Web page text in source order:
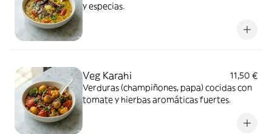
y especias.
Veg Karahi
11,50 €
Verduras (champiñones, papa) cocidas con
tomate y hierbas aromáticas fuertes.